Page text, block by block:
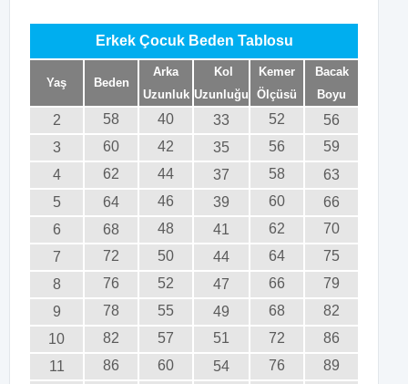
Erkek Çocuk Beden Tablosu
Yaş Beden
Arka
Uzunluk
Kol
Uzunluğu
Kemer
Ölçüsü
Bacak
Boyu
2 58 40 33 52
56
3
60 42 35 56
59
4
62 44 37 58
63
5
64 46 39 60
66
6
68 48 41 62
70
7
72 50 44 64
75
8
76 52 47 66
79
9
78 55 49 68
82
10
82 57 51 72
86
11
86 60 54 76
89